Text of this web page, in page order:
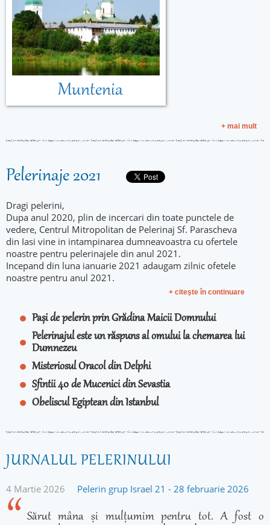
Muntenia
+ mai mult
Pelerinaje 2021
Dragi pelerini,
Dupa anul 2020, plin de incercari din toate punctele de
vedere, Centrul Mitropolitan de Pelerinaj Sf. Parascheva
din Iasi vine in intampinarea dumneavoastra cu ofertele
noastre pentru pelerinajele din anul 2021.
Incepand din luna ianuarie 2021 adaugam zilnic ofetele
noastre pentru anul 2021.
+ citeşte în continuare
Pași de pelerin prin Grădina Maicii Domnului
Pelerinajul este un răspuns al omului la chemarea lui
Dumnezeu
Misteriosul Oracol din Delphi
Sfintii 40 de Mucenici din Sevastia
Obeliscul Egiptean din Istanbul
JURNALUL PELERINULUI
4 Martie 2026 Pelerin grup Israel 21 - 28 februarie 2026
Sărut mâna și mulțumim pentru tot. A fost o